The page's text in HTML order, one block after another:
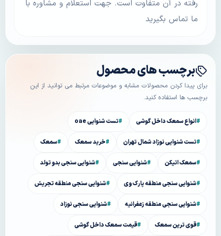
رفته در آن متفاوت است. جهت استعلام و مشاوره با
ما تماس بگیرید
برچسب های محصول
برای پیدا کردن محصولات مشابه و موضوعات مرتبط می توانید از این
برچسب ها استفاده کنید.
انواع سمعک داخل گوشی تست شنوایی oae
تست شنوایی نوزاد شمال تهران خرید سمعک سمعک
سمعک اتیکن شنوایی سنجی شنوایی سنجی بدو تولد
شنوایی سنجی منطقه پارک وی شنوایی سنجی منطقه تجریش
شنوایی سنجی منطقه زعفرانیه شنوایی سنجی نوزاد
قوی ترین سمعک قیمت سمعک داخل گوشی